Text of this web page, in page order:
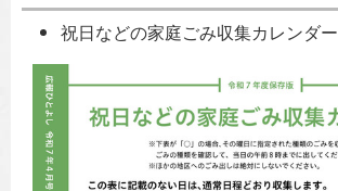
祝日などの家庭ごみ収集カレンダー